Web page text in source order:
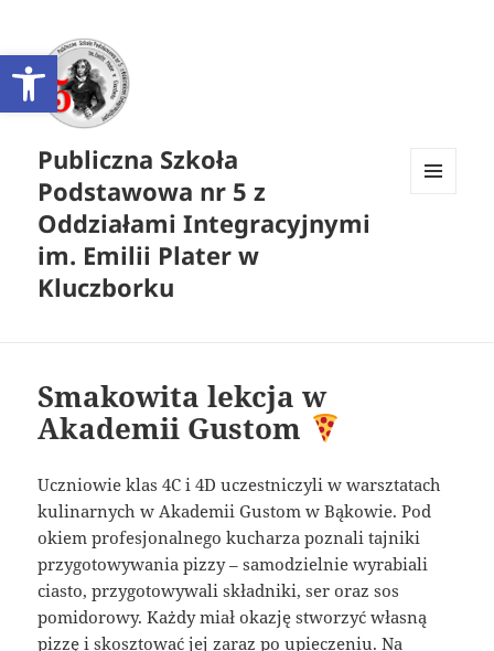
Otwórz pasek narzędzi
Publiczna Szkoła
Podstawowa nr 5 z
Oddziałami Integracyjnymi
im. Emilii Plater w
Kluczborku
Smakowita lekcja w
Akademii Gustom
Uczniowie klas 4C i 4D uczestniczyli w warsztatach
kulinarnych w Akademii Gustom w Bąkowie. Pod
okiem profesjonalnego kucharza poznali tajniki
przygotowywania pizzy – samodzielnie wyrabiali
ciasto, przygotowywali składniki, ser oraz sos
pomidorowy. Każdy miał okazję stworzyć własną
pizzę i skosztować jej zaraz po upieczeniu. Na